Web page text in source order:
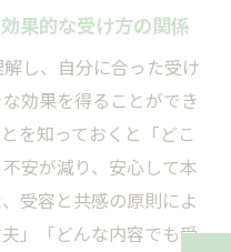
果的な受け方の関係
し、自分に合った受け
効果を得ることができ
を知っておくと「どこ
安が減り、安心して本
受容と共感の原則によ
」「どんな内容でも受